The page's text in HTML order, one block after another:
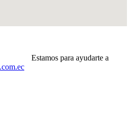
para ayudarte a